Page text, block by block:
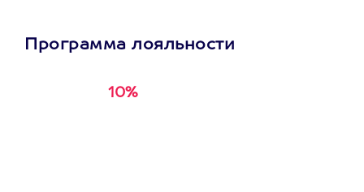
Программа лояльности
10%